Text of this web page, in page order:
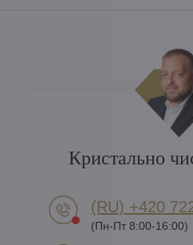
Кристально
(RU) +420
(Пн-Пт 8:00-16:00)